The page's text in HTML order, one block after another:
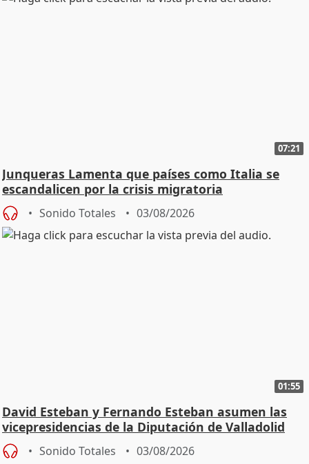
07:21
Junqueras Lamenta que países como Italia se
escandalicen por la crisis migratoria
Sonido Totales 03/08/2026
01:55
David Esteban y Fernando Esteban asumen las
vicepresidencias de la Diputación de Valladolid
Sonido Totales 03/08/2026